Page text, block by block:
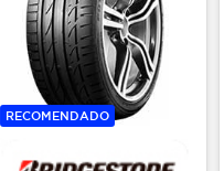
RECOMENDADO